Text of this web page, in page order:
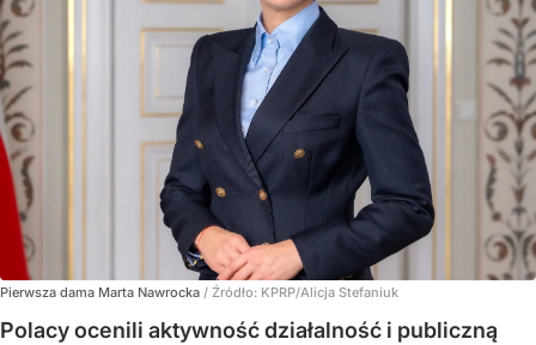
Pierwsza dama Marta Nawrocka / Źródło: KPRP/Alicja Stefaniuk
Polacy ocenili aktywność działalność i publiczną